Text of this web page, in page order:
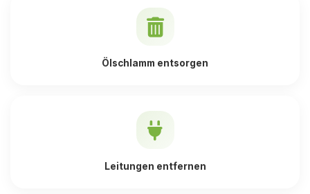
Ölschlamm entsorgen
Leitungen entfernen